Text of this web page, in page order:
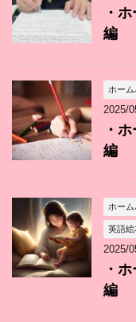
・
編
ホー
2025/
・
編
ホー
英語絵
2025/
・
編